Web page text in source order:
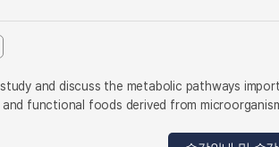
and discuss the metabolic pathways
functional foods derived from